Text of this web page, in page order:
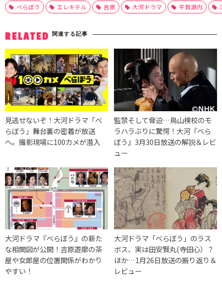
べらぼう エレキテル 吉原 大河ドラマ 平賀源内
RELATED 関連する記事
見逃せないぞ！大河ドラマ「べ
らぼう」舞台裏の密着が放送
へ。撮影現場に100カメが潜入
監禁そして脅迫…鳥山検校のモ
ラハラぶりに驚愕！大河『べら
ぼう』3月30日放送の解説＆レビ
ュー
大河ドラマ『べらぼう』の新た
な相関図が公開！吉原遊廓の茶
屋や女郎屋の位置関係がわかり
やすい！
大河ドラマ「べらぼう」のラス
ボス、実は田安賢丸(寺田心）？
ほか…1月26日放送の振り返り＆
レビュー